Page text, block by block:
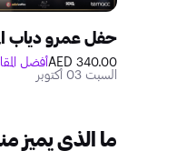
340.00 AED
أفضل
السبت 03 أكتوبر
ما الذي يميز